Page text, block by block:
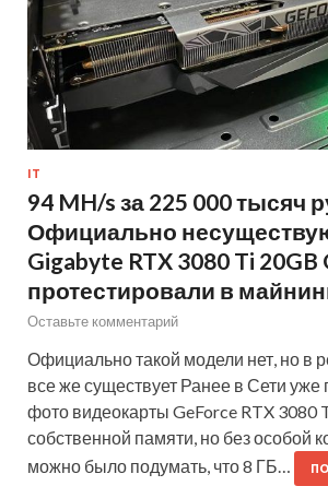
IT
94 MH/s за 225 000 тысяч
Официально
Gigabyte RTX 3080 Ti 20GB
протестировали в
Оставьте комментарий
Официально такой модели нет, но в
все же существует Ранее в Сети уже
фото видеокарты GeForce RTX 3080
собственной памяти, но без особой
можно было подумать, что 8 ГБ…